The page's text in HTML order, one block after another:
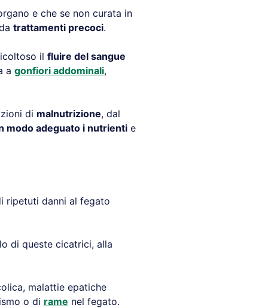
e che se non curata in
trattamenti precoci.
il fluire del sangue
a gonfiori addominali,
di malnutrizione, dal
modo adeguato i nutrientie
ripetuti danni al fegato
di queste cicatrici, alla
malattie epatiche
o di rame nel fegato.